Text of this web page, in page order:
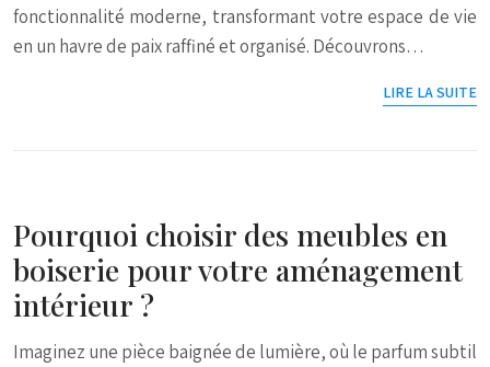
fonctionnalité moderne, transformant votre espace de vie
en un havre de paix raffiné et organisé. Découvrons…
LIRE LA SUITE
Pourquoi choisir des meubles en
boiserie pour votre aménagement
intérieur ?
Imaginez une pièce baignée de lumière, où le parfum subtil